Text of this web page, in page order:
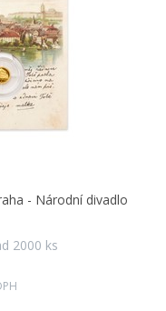
- Národní divadlo
2000 ks